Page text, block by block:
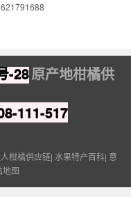
-28原产地柑橘供
111-517
柑橘供应链| 水果特产百科| 意
地图